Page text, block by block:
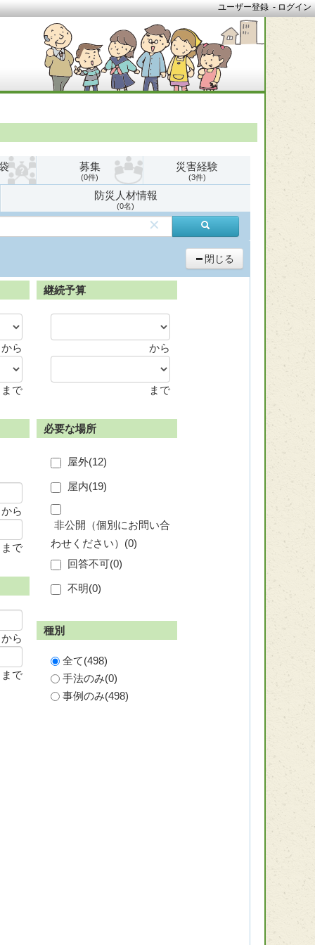
ユーザー登録 -ログイン
募集
0
災害経験
3
防災人材情報
0
✕
閉じる
から
まで
継続予算
から
まで
から
まで
必要な場所
屋外(12)
屋内(19)
非公開（個別にお問い合
わせください）(0)
回答不可(0)
不明(0)
から
まで
種別
全て(498)
手法のみ(0)
事例のみ(498)